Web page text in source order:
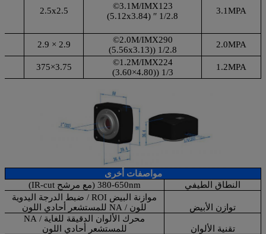
3.1MPA
3.1M/IMX123©
1/2.8 ′′ (5.12x3.84)
2.5x2.5
2.0MPA
2.0M/IMX290©
1/2.8 ((5.56x3.13)
2.9 × 2.9
1.2MPA
1.2M/IMX224©
1/3 ((4.80×3.60)
3.75×375
مواصفات أخرى
النطاق الطيفي
380-650nm (مع مرشح IR-cut)
توازن الأبيض
موازنة البيض ROI / ضبط الدرجة اليدوية
للون / NA للمستشعر أحادي اللون
تقنية الألوان
محرك الألوان الدقيقة للغاية / NA
للمستشعر أحادي اللون